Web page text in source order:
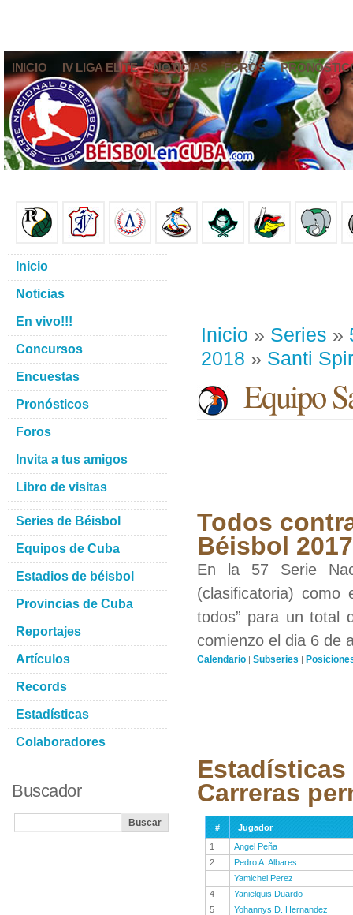
INICIO IV LIGA ELITE NOTICIAS FOROS
Inicio » Series »
2018 » Santi
Equipo
Todos
Béisbol
En la 57 Serie
(clasificatoria) como
todos” para un total
comienzo el dia 6 de
Calendario | Subseries |
Carreras
#
Jugador
1
Angel Peña
2
Pedro A. Albares
Yamichel Perez
4
Yanielquis Duardo
5
Yohannys D. Hernandez
Inicio
Noticias
En vivo!!!
Concursos
Encuestas
Pronósticos
Foros
Invita a tus amigos
Libro de visitas
Series de Béisbol
Equipos de Cuba
Estadios de béisbol
Provincias de Cuba
Reportajes
Artículos
Records
Estadísticas
Colaboradores
Buscador